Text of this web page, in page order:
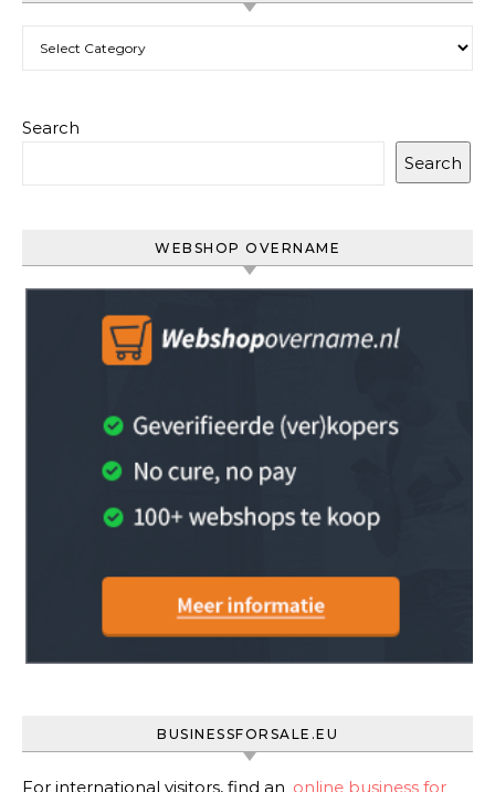
Search
Search
WEBSHOP OVERNAME
BUSINESSFORSALE.EU
For international visitors, find an online business for